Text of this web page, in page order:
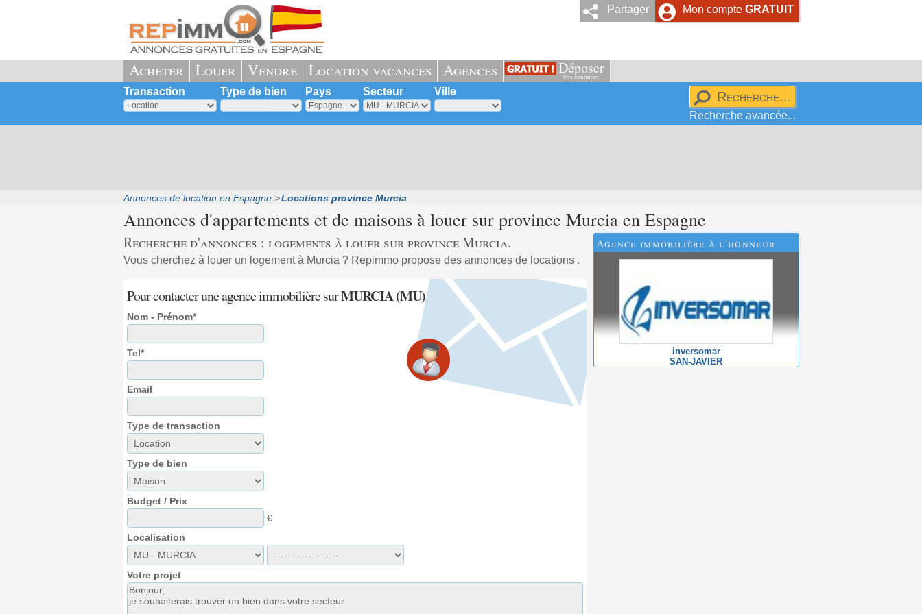
Mon compte GRATUIT
Partager
Acheter Louer Vendre Location vacances Agences Déposer
vos annonces
Transaction Type de bien Pays Secteur Ville
Recherche avancée...
Annonces de location en Espagne Locations province Murcia
Annonces d'appartements et de maisons à louer sur province Murciaen Espagne
Recherche d'annonces : logements à louer sur province Murcia.
Vous cherchez à louer un logement à Murcia ? Repimmo propose des annonces de locations .
Pour contacter une agence immobilière surMURCIA (MU)
Nom - Prénom*
Tel*
Email
Type de transaction
Type de bien
Budget / Prix
€
Localisation
Votre projet
Agence immobilière à l'honneur
inversomar
SAN-JAVIER